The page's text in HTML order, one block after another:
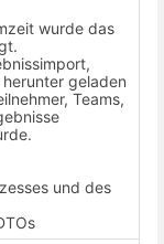
wurde das
geladen
Teams,
und des